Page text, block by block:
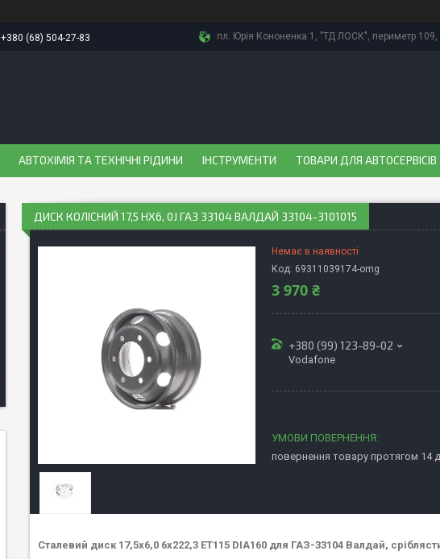
+380 (68) 504-27-83 пл. Юрія Кононенка 1, "ТД ЛОСК", периметр 109,
АВТОХІМІЯ ТА ТЕХНІЧНІ РІДИНИ ІНСТРУМЕНТИ ТОВАРИ ДЛЯ АВТОСЕРВІСІВ
ДИСК КОЛІСНИЙ 17,5 HХ6, 0J ГАЗ 33104 ВАЛДАЙ 33104-3101015
Немає в наявності
Код: 69311039174-omg
3 970 ₴
+380 (99) 123-89-02
Vodafone
повернення товару протягом 14
Сталевий диск 17,5x6,0 6x222,3 ET115 DIA160 для ГАЗ-33104 Валдай,